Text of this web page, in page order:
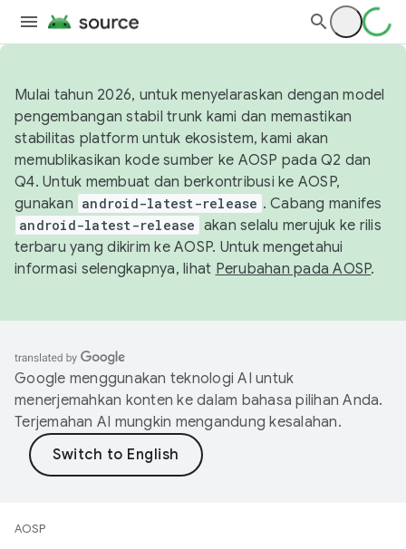
Mulai tahun 2026, untuk menyelaraskan dengan model
pengembangan stabil trunk kami dan memastikan
stabilitas platform untuk ekosistem, kami akan
memublikasikan kode sumber ke AOSP pada Q2 dan
Q4. Untuk membuat dan berkontribusi ke AOSP,
gunakan android-latest-release . Cabang manifes
android-latest-release akan selalu merujuk ke rilis
terbaru yang dikirim ke AOSP. Untuk mengetahui
informasi selengkapnya, lihat Perubahan pada AOSP.
Google menggunakan teknologi AI untuk
menerjemahkan konten ke dalam bahasa pilihan Anda.
Terjemahan AI mungkin mengandung kesalahan.
AOSP